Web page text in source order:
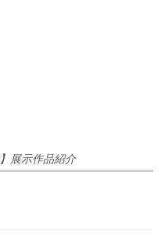
展示作品紹介